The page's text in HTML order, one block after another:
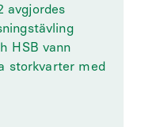
avgjordes
HSB vann
storkvarter med